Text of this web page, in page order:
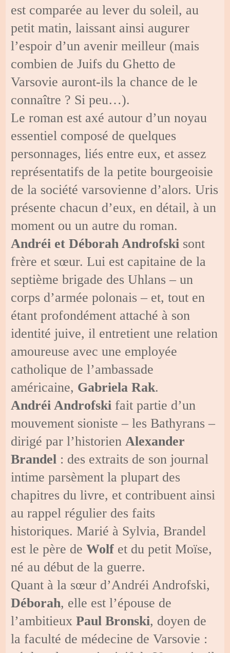
est comparée au lever du soleil, au
petit matin, laissant ainsi augurer
l’espoir d’un avenir meilleur (mais
combien de Juifs du Ghetto de
Varsovie auront-ils la chance de le
connaître ? Si peu…).
Le roman est axé autour d’un noyau
essentiel composé de quelques
personnages, liés entre eux, et assez
représentatifs de la petite bourgeoisie
de la société varsovienne d’alors. Uris
présente chacun d’eux, en détail, à un
moment ou un autre du roman.
Andréi et Déborah Androfski sont
frère et sœur. Lui est capitaine de la
septième brigade des Uhlans – un
corps d’armée polonais – et, tout en
étant profondément attaché à son
identité juive, il entretient une relation
amoureuse avec une employée
catholique de l’ambassade
américaine, Gabriela Rak.
Andréi Androfski fait partie d’un
mouvement sioniste – les Bathyrans –
dirigé par l’historienAlexander
Brandel : des extraits de son journal
intime parsèment la plupart des
chapitres du livre, et contribuent ainsi
au rappel régulier des faits
historiques. Marié à Sylvia, Brandel
est le père deWolf et du petit Moïse,
né au début de la guerre.
Quant à la sœur d’Andréi Androfski,
Déborah, elle est l’épouse de
l’ambitieuxPaul Bronski, doyen de
la faculté de médecine de Varsovie :